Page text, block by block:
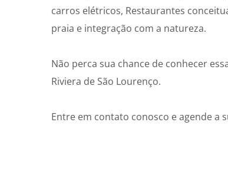
carros elétricos, Restaurantes
praia e integração com a natureza.
Não perca sua chance de conhecer
Riviera de São Lourenço.
Entre em contato conosco e agende a